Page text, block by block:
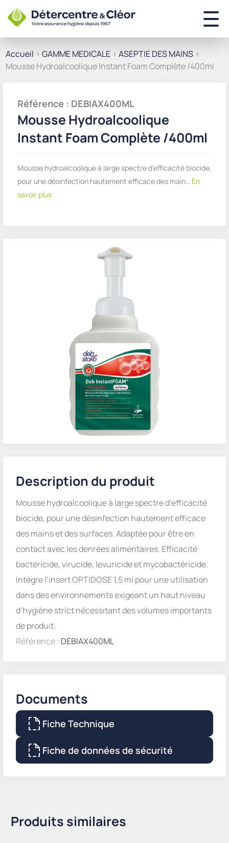
Accueil > GAMME MEDICALE > ASEPTIE DES MAINS >
Mousse Hydroalcoolique Instant Foam Complète /400ml
Description du produit
Mousse hydroalcoolique à large spectre d’efficacité
biocide, pour une désinfection hautement efficace
des mains et des surfaces. Adaptée pour être en
contact avec les denrées alimentaires. Efficacité
bactéricide, virucide, levuricide et mycobactéricide.
Intègre l’insert OPTIDOSE 1,5 ml pour une utilisation
dans des environnements exigeant un haut niveau
d’hygiène strict nécessitant des volumes importants
de produit.
Référence : DEBIAX400ML
Documents
Fiche Technique
Fiche de données de sécurité
Référence : DEBIAX400ML
Mousse Hydroalcoolique
Instant Foam Complète /400ml
Mousse hydroalcoolique à large spectre d'efficacité biocide,
pour une désinfection hautement efficace des main… En
savoir plus
Produits similaires